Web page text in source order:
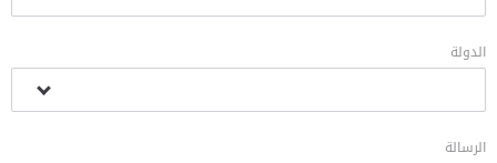
الدولة
الرسالة